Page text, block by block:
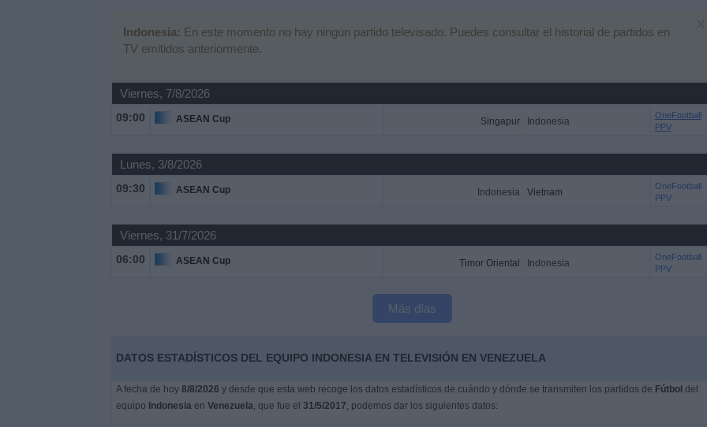
Indonesia: En este momento no hay ningún partido televisado. Puedes consultar el historial de partidos en
TV emitidos anteriormente.
Viernes, 7/8/2026
09:00 ASEAN Cup Singapur Indonesia
OneFootball
PPV
Lunes, 3/8/2026
09:30 ASEAN Cup Indonesia Vietnam
OneFootball
PPV
Viernes, 31/7/2026
06:00 ASEAN Cup Timor Oriental Indonesia
OneFootball
PPV
Más días
DATOS ESTADÍSTICOS DEL EQUIPO INDONESIA EN TELEVISIÓN EN VENEZUELA
A fecha de hoy 8/8/2026 y desde que esta web recoge los datos estadísticos de cuándo y dónde se transmiten los partidos de Fútbol del
equipo Indonesiaen Venezuela, que fue el 31/5/2017, podemos dar los siguientes datos: